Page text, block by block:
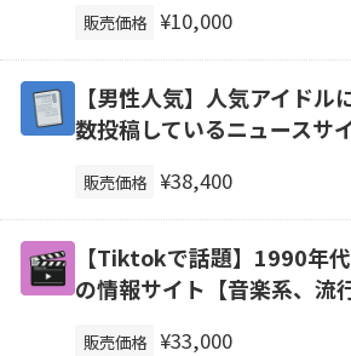
販売価格 ¥10,000
【男性人気】人気アイドル
数投稿しているニュースサ
販売価格 ¥38,400
【Tiktokで話題】1990年
の情報サイト【音楽系、流
販売価格 ¥33,000